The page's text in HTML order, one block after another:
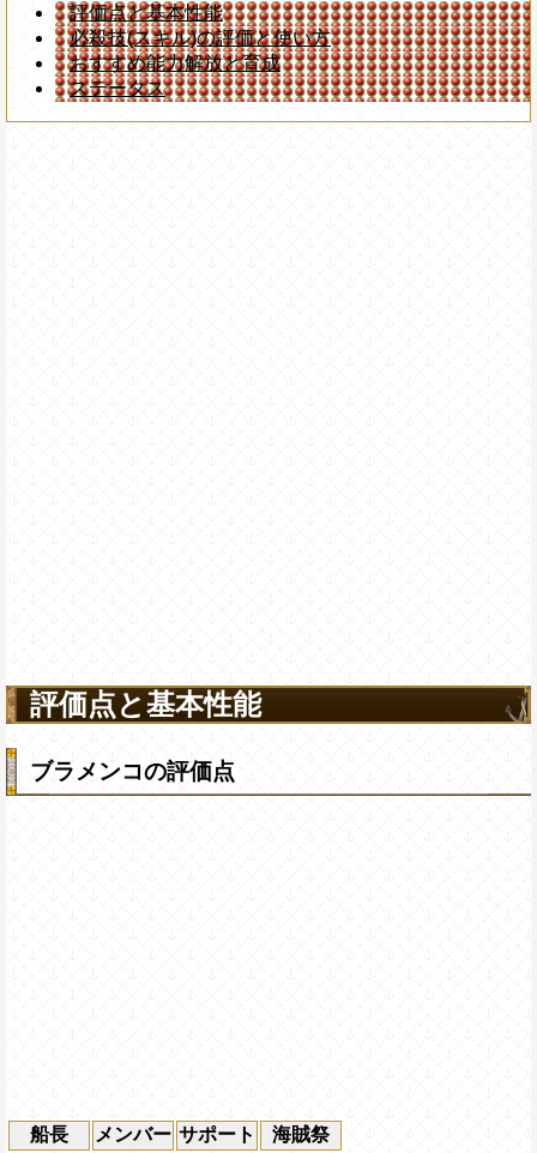
評価点と基本性能
必殺技(スキル)の評価と使い方
おすすめ能力解放と育成
ステータス
評価点と基本性能
ブラメンコの評価点
船長 メンバー サポート
海賊祭